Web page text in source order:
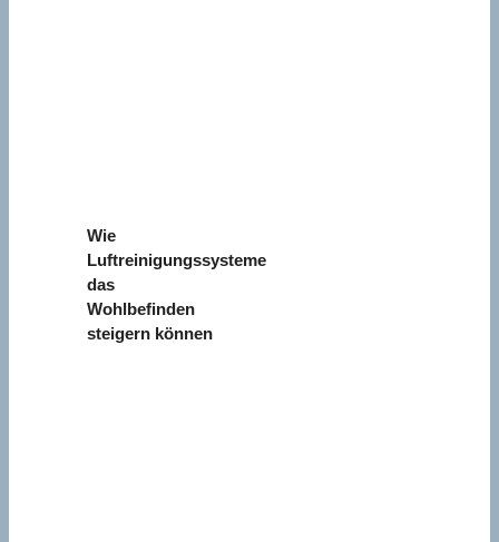
Wie
Luftreinigungssysteme
das
Wohlbefinden
steigern können